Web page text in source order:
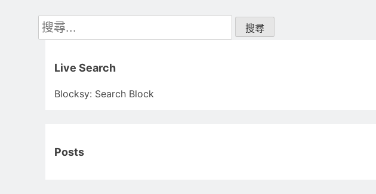
搜
尋
Live Search
Blocksy: Search Block
Posts